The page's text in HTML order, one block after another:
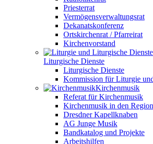
Priesterrat
Vermögensverwaltungsrat
Dekanatskonferenz
Ortskirchenrat / Pfarreirat
Kirchenvorstand
Liturgische Dienste
Liturgische Dienste
Kommission für Liturgie
Kirchenmusik
Referat für Kirchenmusik
Kirchenmusik in den
Dresdner Kapellknaben
AG Junge Musik
Bandkatalog und Projekte
Arbeitshilfen